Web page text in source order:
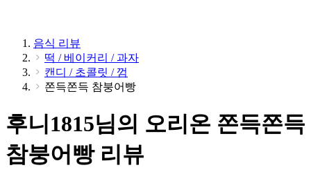
음식 리뷰
떡 / 베이커리 / 과자
캔디 / 초콜릿 / 껌
쫀득쫀득 참붕어빵
후니1815님의 오리온 쫀득쫀득
참붕어빵 리뷰